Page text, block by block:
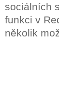
sociálních
funkci v
několik